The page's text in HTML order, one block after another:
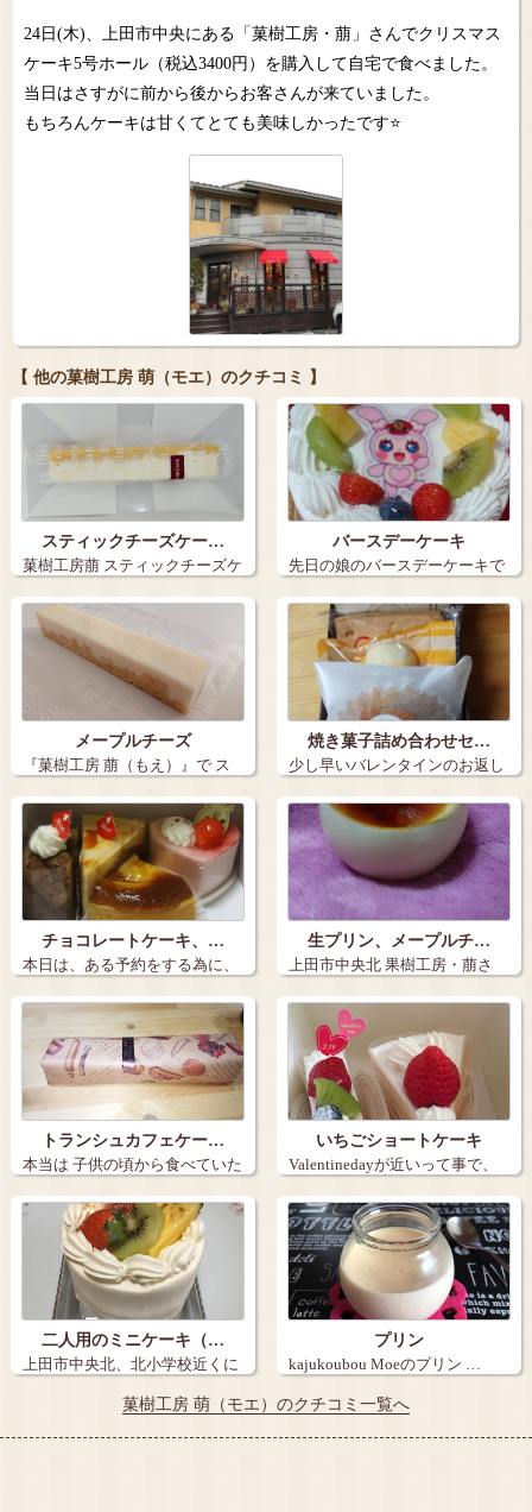
24日(木)、上田市中央にある「菓樹工房・萠」さんでクリスマス
ケーキ5号ホール（税込3400円）を購入して自宅で食べました。
当日はさすがに前から後からお客さんが来ていました。
もちろんケーキは甘くてとても美味しかったです⭐️
【 他の菓樹工房 萌（モエ）のクチコミ 】
スティックチーズケー…
菓樹工房萠 スティックチーズケ
ーキ 1…
バースデーケーキ
先日の娘のバースデーケーキで
す。 長野…
メープルチーズ
『菓樹工房 萠（もえ）』で ス
ティック…
焼き菓子詰め合わせセ…
少し早いバレンタインのお返し
に 上田市「…
チョコレートケーキ、…
本日は、ある予約をする為に、
上田市の萠に…
生プリン、メープルチ…
上田市中央北 果樹工房・萠さ
ん。 生プ…
トランシュカフェケー…
本当は 子供の頃から食べていた
近所にあ…
いちごショートケーキ
Valentinedayが近いって事で、
…
二人用のミニケーキ（…
上田市中央北、北小学校近くに
ある「果樹工…
プリン
kajukoubou Moeのプリン …
菓樹工房 萌（モエ）のクチコミ一覧へ